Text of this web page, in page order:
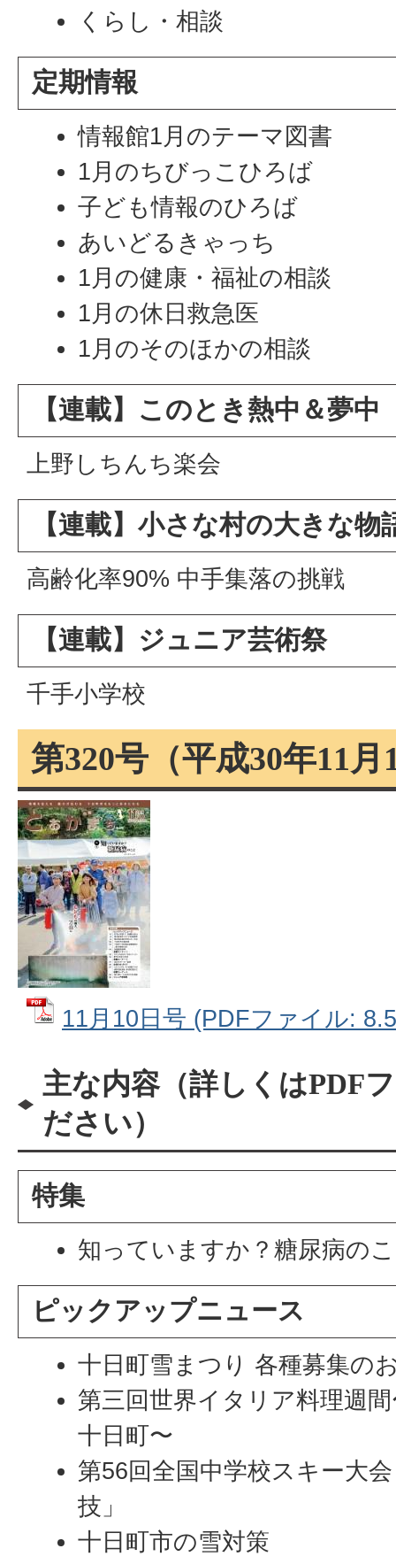
くらし・相談
定期情報
情報館1月のテーマ図書
1月のちびっこひろば
子ども情報のひろば
あいどるきゃっち
1月の健康・福祉の相談
1月の休日救急医
1月のそのほかの相談
【連載】このとき熱中＆夢中
上野しちんち楽会
【連載】小さな村の大きな物
高齢化率90% 中手集落の挑戦
【連載】ジュニア芸術祭
千手小学校
第320号（平成30年11月
11月10日号 (PDFファイル:
主な内容（詳しくはPDF
ださい）
特集
知っていますか？糖尿病の
ピックアップニュース
十日町雪まつり 各種募集の
第三回世界イタリア料理週
十日町〜
第56回全国中学校スキー大
技」
十日町市の雪対策